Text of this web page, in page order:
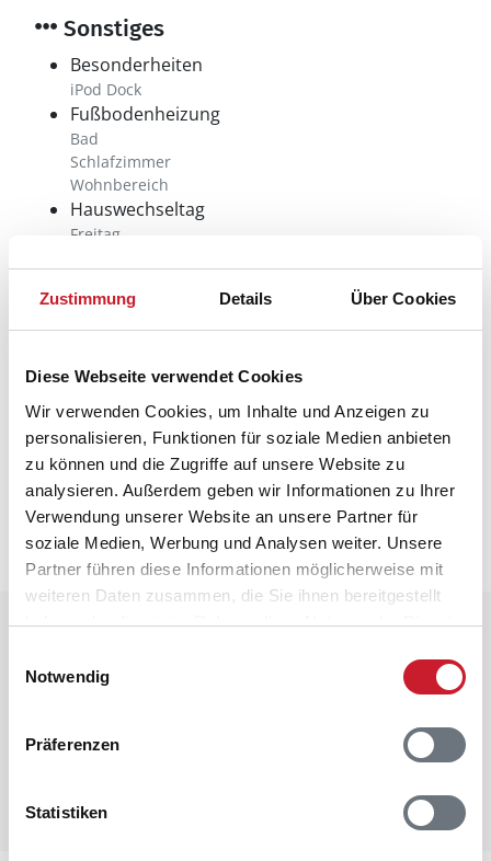
Zustimmung Details Über Cookies
Diese Webseite verwendet Cookies
Wir verwenden Cookies, um Inhalte und Anzeigen zu
personalisieren, Funktionen für soziale Medien anbieten
zu können und die Zugriffe auf unsere Website zu
analysieren. Außerdem geben wir Informationen zu Ihrer
Verwendung unserer Website an unsere Partner für
soziale Medien, Werbung und Analysen weiter. Unsere
Partner führen diese Informationen möglicherweise mit
weiteren Daten zusammen, die Sie ihnen bereitgestellt
haben oder die sie im Rahmen Ihrer Nutzung der Dienste
Notwendig
Präferenzen
Statistiken
Sonstiges
Besonderheiten
iPod Dock
Fußbodenheizung
Bad
Schlafzimmer
Wohnbereich
Hauswechseltag
Freitag
Ladestation für Elektroautos
Wärmepumpe
Neben- und Verbrauchskosten
Die aktuellen Verbrauchskosten finden Sie im
nächsten Schritt im Buchungsformular.
Raumaufteilung